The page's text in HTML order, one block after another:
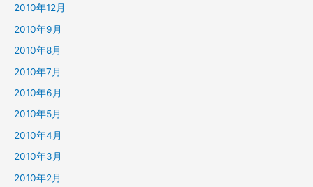
2010年12月
2010年9月
2010年8月
2010年7月
2010年6月
2010年5月
2010年4月
2010年3月
2010年2月